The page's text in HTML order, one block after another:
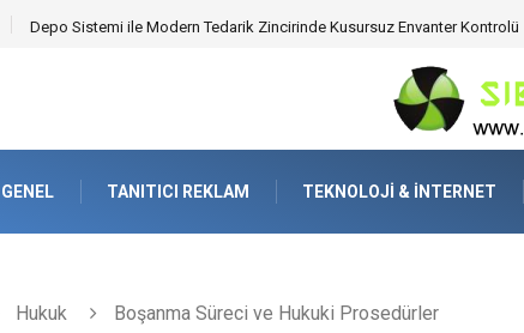
Akrilik Boyama Seti ile Evinizde Dijitalden Uzak Bir Deşarj Alanı Tasarlayın
GENEL TANITICI REKLAM TEKNOLOJI & İNTERNET
Hukuk Boşanma Süreci ve Hukuki Prosedürler